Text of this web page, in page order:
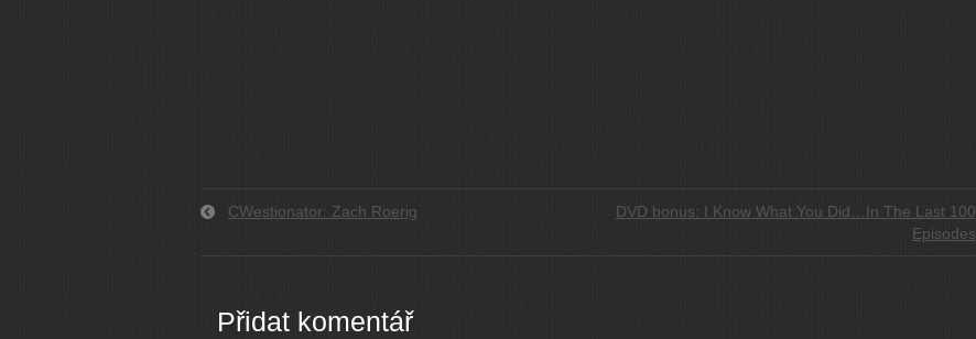
CWestionator: Zach Roerig
DVD bonus: I Know What You Did…In The Last 100
Episodes
Přidat komentář